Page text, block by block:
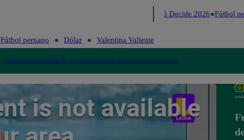
Perú Decide 2026 Fútbol
Fútbol peruano Dólar Valentina Valiente
PolíticaLimaMundoTe ayudoTendenciasDeportesEspectáculos